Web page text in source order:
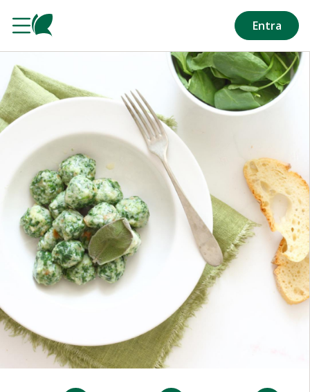
Entra